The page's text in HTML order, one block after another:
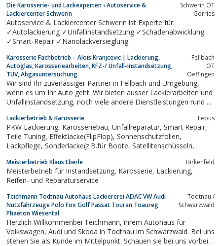
Die Karosserie- und Lackexperten › Autoservice &
Lackiercenter Schwerin
Schwerin OT
Görries
Autoservice & Lackiercenter Schwerin ist Experte für:
✓Autolackierung ✓Unfallinstandsetzung ✓Schadenabwicklung
✓Smart-Repair ✓Nanolackversieglung
Karosserie Fachbetrieb – Alois Kranjcevic | Lackierung,
Autoglas, Karosseriearbeiten, KFZ-/ Unfall-Instandsetzung,
TÜV, Abgasuntersuchung
Fellbach
OT
Oeffingen
Wir sind Ihr zuverlässiger Partner in Fellbach und Umgebung,
wenn es um Ihr Auto geht. Wir bieten ausser Lackierarbeiten und
Unfallinstandsetzung, noch viele andere Dienstleistungen rund ...
Lackierbetrieb & Karosserie Lebus
PKW Lackierung, Karosseriebau, Unfallreparatur, Smart Repair,
Teile Tuning, Effektlacke(FlipFlop), Sonnenschutzfolien,
Lackpflege, Sonderlacke(z.B.für Boote, Satellitenschüsseln,
Meisterbetrieb Klaus Eberle Birkenfeld
Meisterbetrieb für Instandsetzung, Karosserie, Lackierung,
Reifen- und Reparaturservice
Teichmann Todtnau Autohaus Lackiererei ADAC VW Audi
Nutzfahrzeuge Polo Fox Golf Passat Touran Toaureg
Phaeton Wiesental
Todtnau /
Schwarzwald
Herzlich Willkommenbei Teichmann, ihrem Autohaus für
Volkswagen, Audi und Skoda in Todtnau im Schwarzwald. Bei uns
stehen Sie als Kunde im Mittelpunkt. Schauen sie bei uns vorbei -